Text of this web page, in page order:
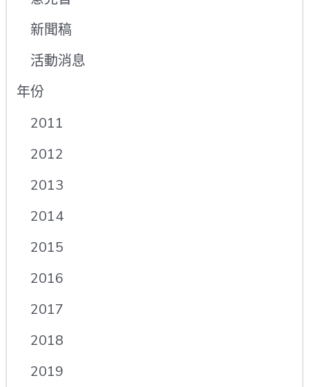
新聞稿
活動消息
年份
2011
2012
2013
2014
2015
2016
2017
2018
2019